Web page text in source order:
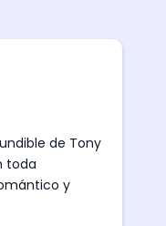
de Tony
toda
y